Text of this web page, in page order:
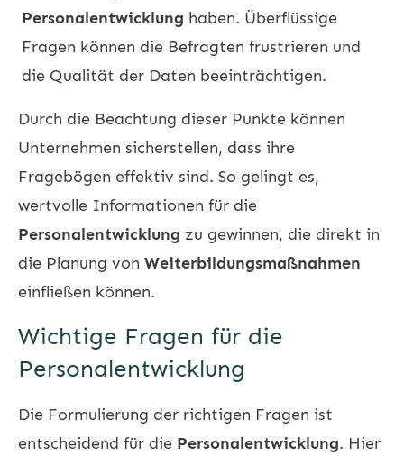
Personalentwicklung haben. Überflüssige
Fragen können die Befragten frustrieren und
die Qualität der Daten beeinträchtigen.
Durch die Beachtung dieser Punkte können
Unternehmen sicherstellen, dass ihre
Fragebögen effektiv sind. So gelingt es,
wertvolle Informationen für die
Personalentwicklung zu gewinnen, die direkt in
die Planung von Weiterbildungsmaßnahmen
einfließen können.
Wichtige Fragen für die
Personalentwicklung
Die Formulierung der richtigen Fragen ist
entscheidend für die Personalentwicklung. Hier